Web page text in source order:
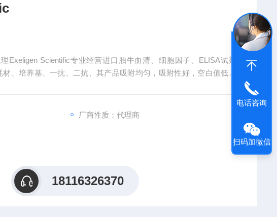
Exeligen Scientific专业经营进口胎牛血清、细胞因子、ELISA试剂
、培养基、一抗、二抗、其产品吸附均匀，吸附性好，空白值低，
厂商性质：代理商
18116326370
电话咨询
扫码加微信